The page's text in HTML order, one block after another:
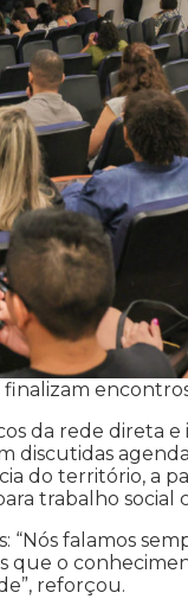
finalizam
da rede direta
discutidas
do território, a
trabalho social
“Nós falamos
que o
reforçou.